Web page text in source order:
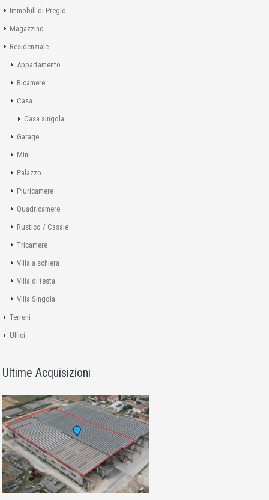
Immobili di Pregio
Magazzino
Residenziale
Appartamento
Bicamere
Casa
Casa singola
Garage
Mini
Palazzo
Pluricamere
Quadricamere
Rustico / Casale
Tricamere
Villa a schiera
Villa di testa
Villa Singola
Terreni
Uffici
Ultime Acquisizioni